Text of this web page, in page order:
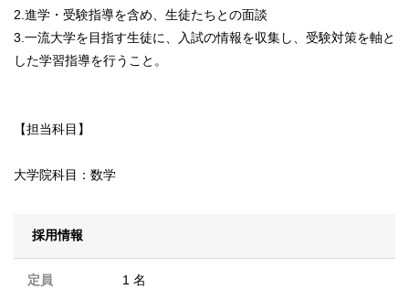
2.進学・受験指導を含め、生徒たちとの面談
3.一流大学を目指す生徒に、入試の情報を収集し、受験対策を軸と
した学習指導を行うこと。
【担当科目】
大学院科目：数学
採用情報
定員 1 名